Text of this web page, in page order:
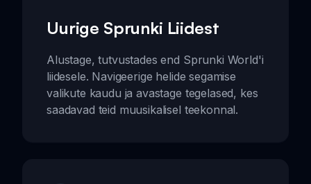
Uurige Sprunki Liidest
Alustage, tutvustades end Sprunki World'i
liidesele. Navigeerige helide segamise
valikute kaudu ja avastage tegelased, kes
saadavad teid muusikalisel teekonnal.